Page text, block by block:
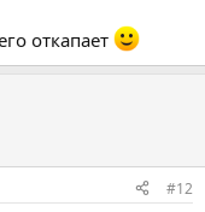
откапает
#12